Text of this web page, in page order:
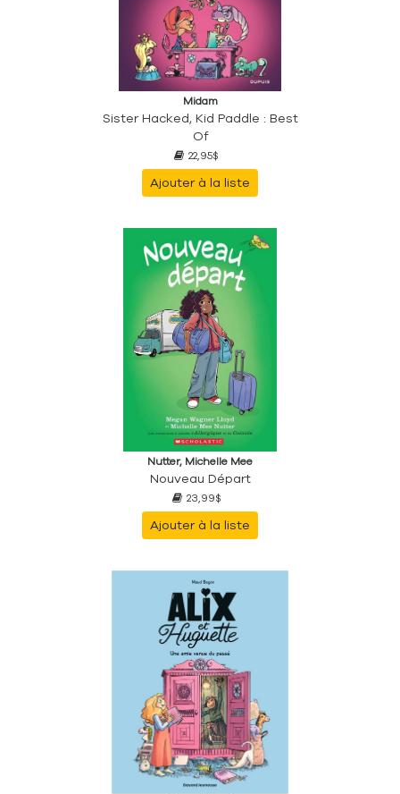
Midam
Sister Hacked, Kid Paddle : Best
Of
22,95$
Ajouter à la liste
Nutter, Michelle Mee
Nouveau Départ
23,99$
Ajouter à la liste